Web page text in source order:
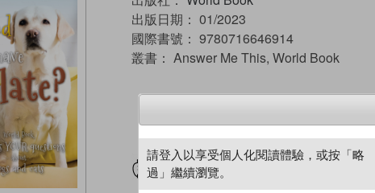
出版日期： 01/2023
國際書號： 9780716646914
叢書： Answer Me This, World Book
試閲 加入閱讀紀錄
請登入以享受個人化閱讀體驗，或按「略
過」繼續瀏覽。